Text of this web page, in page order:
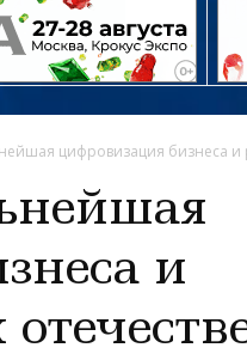
цифровизация бизнеса и
и